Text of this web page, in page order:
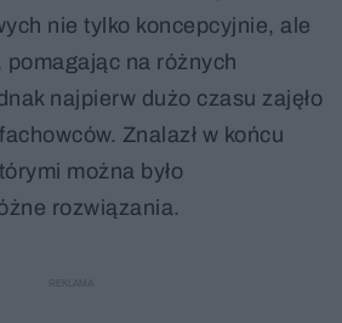
nie tylko koncepcyjnie, ale
na różnych
najpierw dużo czasu zajęło
Znalazł w końcu
można było
rozwiązania.